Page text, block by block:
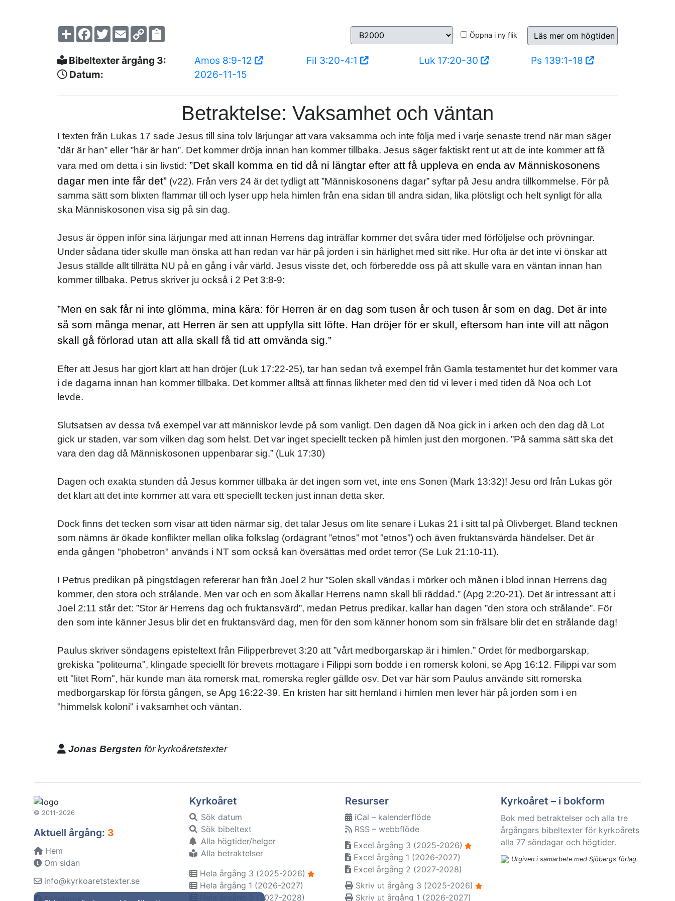
ShareFacebook
TwitterEmailCopy
Link Öppna i ny flik Läs mer om högtiden
Bibeltexter årgång 3: Amos 8:9-12 Fil 3:20-4:1 Luk 17:20-30
Ps 139:1-18
Datum:
2026-11-15
Betraktelse: Vaksamhet och väntan
I texten från Lukas 17 sade Jesus till sina tolv lärjungar att vara vaksamma och inte följa med i varje senaste trend när man säger
”där är han” eller ”här är han”. Det kommer dröja innan han kommer tillbaka. Jesus säger faktiskt rent ut att de inte kommer att få
vara med om detta i sin livstid: ”Det skall komma en tid då ni längtar efter att få uppleva en enda av Människosonens
dagar men inte får det” (v22). Från vers 24 är det tydligt att ”Människosonens dagar” syftar på Jesu andra tillkommelse. För på
samma sätt som blixten flammar till och lyser upp hela himlen från ena sidan till andra sidan, lika plötsligt och helt synligt för alla
ska Människosonen visa sig på sin dag.
Jesus är öppen inför sina lärjungar med att innan Herrens dag inträffar kommer det svåra tider med förföljelse och prövningar.
Under sådana tider skulle man önska att han redan var här på jorden i sin härlighet med sitt rike. Hur ofta är det inte vi önskar att
Jesus ställde allt tillrätta NU på en gång i vår värld. Jesus visste det, och förberedde oss på att skulle vara en väntan innan han
kommer tillbaka. Petrus skriver ju också i 2 Pet 3:8-9:
”Men en sak får ni inte glömma, mina kära: för Herren är en dag som tusen år och tusen år som en dag. Det är inte
så som många menar, att Herren är sen att uppfylla sitt löfte. Han dröjer för er skull, eftersom han inte vill att någon
skall gå förlorad utan att alla skall få tid att omvända sig.”
Efter att Jesus har gjort klart att han dröjer (Luk 17:22-25), tar han sedan två exempel från Gamla testamentet hur det kommer vara
i de dagarna innan han kommer tillbaka. Det kommer alltså att finnas likheter med den tid vi lever i med tiden då Noa och Lot
levde.
Slutsatsen av dessa två exempel var att människor levde på som vanligt. Den dagen då Noa gick in i arken och den dag då Lot
gick ur staden, var som vilken dag som helst. Det var inget speciellt tecken på himlen just den morgonen. ”På samma sätt ska det
vara den dag då Människosonen uppenbarar sig.” (Luk 17:30)
Dagen och exakta stunden då Jesus kommer tillbaka är det ingen som vet, inte ens Sonen (Mark 13:32)! Jesu ord från Lukas gör
det klart att det inte kommer att vara ett speciellt tecken just innan detta sker.
Dock finns det tecken som visar att tiden närmar sig, det talar Jesus om lite senare i Lukas 21 i sitt tal på Olivberget. Bland tecknen
som nämns är ökade konflikter mellan olika folkslag (ordagrant ”etnos” mot ”etnos”) och även fruktansvärda händelser. Det är
enda gången "phobetron" används i NT som också kan översättas med ordet terror (Se Luk 21:10-11).
I Petrus predikan på pingstdagen refererar han från Joel 2 hur ”Solen skall vändas i mörker och månen i blod innan Herrens dag
kommer, den stora och strålande. Men var och en som åkallar Herrens namn skall bli räddad.” (Apg 2:20-21). Det är intressant att i
Joel 2:11 står det: ”Stor är Herrens dag och fruktansvärd”, medan Petrus predikar, kallar han dagen ”den stora och strålande”. För
den som inte känner Jesus blir det en fruktansvärd dag, men för den som känner honom som sin frälsare blir det en strålande dag!
Paulus skriver söndagens episteltext från Filipperbrevet 3:20 att ”vårt medborgarskap är i himlen.” Ordet för medborgarskap,
grekiska "politeuma", klingade speciellt för brevets mottagare i Filippi som bodde i en romersk koloni, se Apg 16:12. Filippi var som
ett "litet Rom", här kunde man äta romersk mat, romerska regler gällde osv. Det var här som Paulus använde sitt romerska
medborgarskap för första gången, se Apg 16:22-39. En kristen har sitt hemland i himlen men lever här på jorden som i en
"himmelsk koloni" i vaksamhet och väntan.
Jonas Bergsten för kyrkoåretstexter
© 2011-2026
Aktuell årgång: 3
Hem
Om sidan
info@kyrkoaretstexter.se
Facebook
Kyrkoåret
Sök datum
Sök bibeltext
Alla högtider/helger
Alla betraktelser
Hela årgång 3 (2025-2026)
Hela årgång 1 (2026-2027)
Hela årgång 2 (2027-2028)
Resurser
iCal – kalenderflöde
RSS – webbflöde
Excel årgång 3 (2025-2026)
Excel årgång 1 (2026-2027)
Excel årgång 2 (2027-2028)
Skriv ut årgång 3 (2025-2026)
Skriv ut årgång 1 (2026-2027)
Kyrkoåret – i bokform
Bok med betraktelser och alla tre
årgångars bibeltexter för kyrkoårets
alla 77 söndagar och högtider.
Utgiven i samarbete med Sjöbergs förlag.